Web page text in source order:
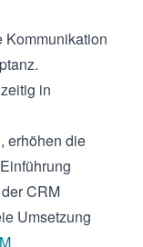
Kommunikation
in
erhöhen die
CRM
Umsetzung